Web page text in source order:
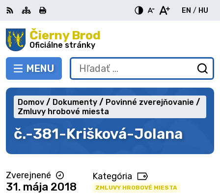
Preskočiť
na
obsah Čierny Brod
Oficiálne stránky
PREPNÚŤ
MENU
RSS MapaTlačiť
EN
English
/ HU
Hľadať:
č.-381-Krišková-Jolana
Domov Dokumenty
Povinné zverejňovanie
Zmluvy hrobové miesta
Zverejnené
31. mája 2018
Kategória
ZMLUVY HROBOVÉ MIESTA